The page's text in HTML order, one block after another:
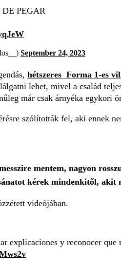
PEGAR
September 24, 2023
hétszeres Forma 1-es
lehet, mivel a család
már csak árnyéka egykori
szólították fel, aki ennek
mentem, nagyon
kérek mindenkitől, akit
videójában.
explicaciones y reconocer